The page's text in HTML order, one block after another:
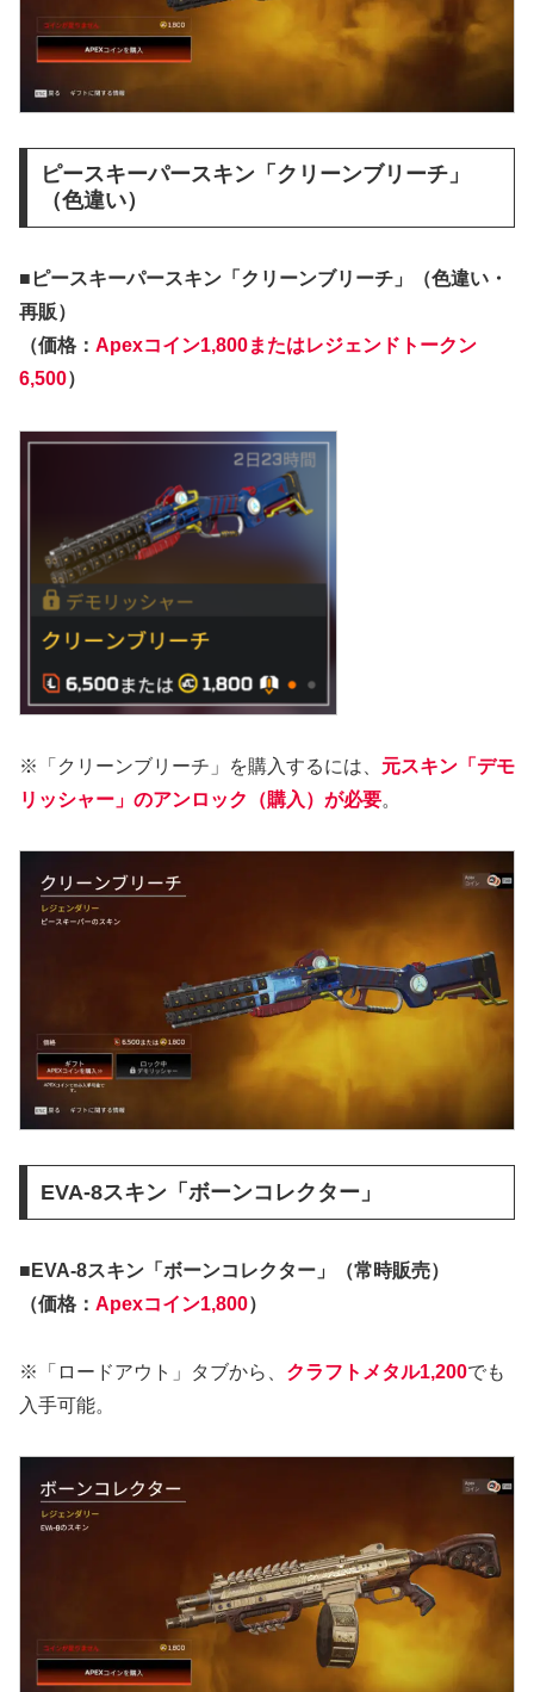
ピースキーパースキン「クリーンブリーチ」
（色違い）
■ピースキーパースキン「クリーンブリーチ」
（色違い・
再販）
（価格： Apexコイン1,800またはレジェンドトークン
6,500）
※「クリーンブリーチ」を購入するには、 元スキン「デモ
リッシャー」のアンロック（購入）が必要。
EVA-8スキン「ボーンコレクター」
■EVA-8スキン「ボーンコレクター」（常時販売）
（価格： Apexコイン1,800）
※「ロードアウト」タブから、 クラフトメタル1,200でも
入手可能。